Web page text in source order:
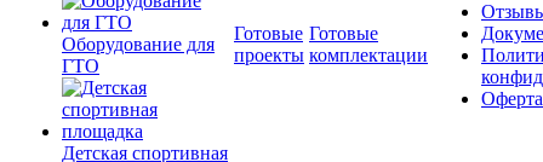
Оборудование для
ГТО
Детская спортивная
Готовые
проекты
Готовые
комплектации
Оферта